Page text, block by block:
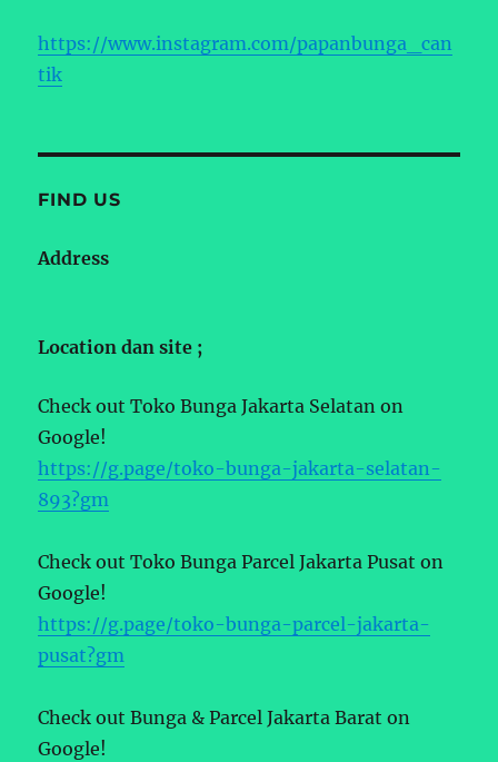
https://www.instagram.com/papanbunga_can
tik
FIND US
Address
Location dan site ;
Check out Toko Bunga Jakarta Selatan on
Google!
https://g.page/toko-bunga-jakarta-selatan-
893?gm
Check out Toko Bunga Parcel Jakarta Pusat on
Google!
https://g.page/toko-bunga-parcel-jakarta-
pusat?gm
Check out Bunga & Parcel Jakarta Barat on
Google!